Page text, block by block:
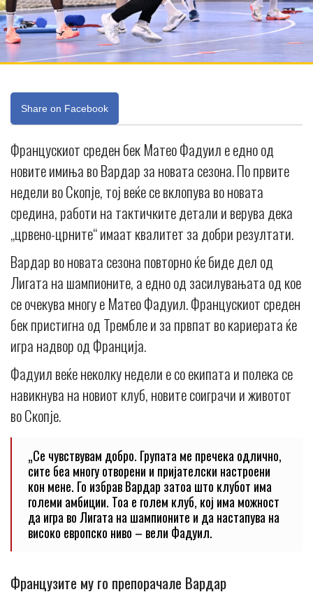
Share on Facebook
Францускиот среден бек Матео Фадуил е едно од
новите имиња во Вардар за новата сезона. По првите
недели во Скопје, тој веќе се вклопува во новата
средина, работи на тактичките детали и верува дека
„црвено-црните“ имаат квалитет за добри резултати.
Вардар во новата сезона повторно ќе биде дел од
Лигата на шампионите, а едно од засилувањата од кое
се очекува многу е Матео Фадуил. Францускиот среден
бек пристигна од Трембле и за првпат во кариерата ќе
игра надвор од Франција.
Фадуил веќе неколку недели е со екипата и полека се
навикнува на новиот клуб, новите соиграчи и животот
во Скопје.
„Се чувствувам добро. Групата ме пречека одлично,
сите беа многу отворени и пријателски настроени
кон мене. Го избрав Вардар затоа што клубот има
големи амбиции. Тоа е голем клуб, кој има можност
да игра во Лигата на шампионите и да настапува на
високо европско ниво – вели Фадуил.
Французите му го препорачале Вардар